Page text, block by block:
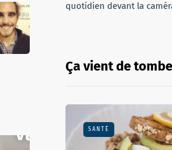
quotidien devant la
Ça vient de
SANTÉ